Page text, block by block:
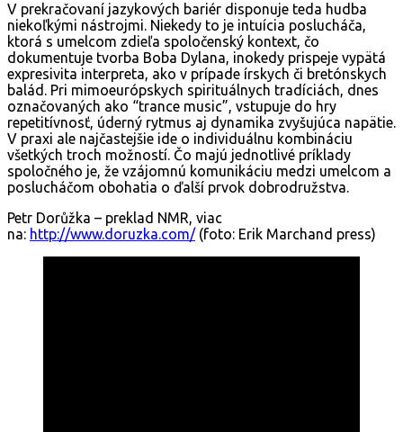
V prekračovaní jazykových bariér disponuje teda hudba
niekoľkými nástrojmi. Niekedy to je intuícia poslucháča,
ktorá s umelcom zdieľa spoločenský kontext, čo
dokumentuje tvorba Boba Dylana, inokedy prispeje vypätá
expresivita interpreta, ako v prípade írskych či bretónskych
balád. Pri mimoeurópskych spirituálnych tradíciách, dnes
označovaných ako “trance music”, vstupuje do hry
repetitívnosť, úderný rytmus aj dynamika zvyšujúca napätie.
V praxi ale najčastejšie ide o individuálnu kombináciu
všetkých troch možností. Čo majú jednotlivé príklady
spoločného je, že vzájomnú komunikáciu medzi umelcom a
poslucháčom obohatia o ďalší prvok dobrodružstva.
Petr Dorůžka – preklad NMR, viac
na: http://www.doruzka.com/(foto: Erik Marchand press)